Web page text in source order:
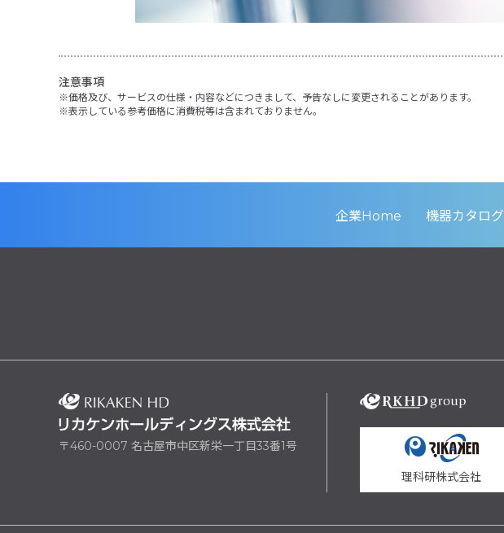
注意事項
価格及び、サービスの仕様・内容などにつきまして、予告なしに変更されることがあります。
表示している参考価格に消費税等は含まれておりません。
企業Home 機器カタログ
〒460-0007 名古屋市中区新栄一丁目33番1号
理科研株式会社